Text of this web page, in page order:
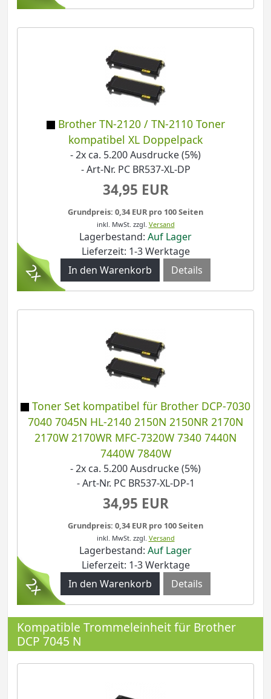
Brother TN-2120 / TN-2110 Toner
kompatibel XL Doppelpack
- 2x ca. 5.200 Ausdrucke (5%)
- Art-Nr. PC BR537-XL-DP
34,95 EUR
Grundpreis: 0,34 EUR pro 100 Seiten
inkl. MwSt. zzgl. Versand
Lagerbestand: Auf Lager
Lieferzeit: 1-3 Werktage
Details
Toner Set kompatibel für Brother DCP-7030
7040 7045N HL-2140 2150N 2150NR 2170N
2170W 2170WR MFC-7320W 7340 7440N
7440W 7840W
- 2x ca. 5.200 Ausdrucke (5%)
- Art-Nr. PC BR537-XL-DP-1
34,95 EUR
Grundpreis: 0,34 EUR pro 100 Seiten
inkl. MwSt. zzgl. Versand
Lagerbestand: Auf Lager
Lieferzeit: 1-3 Werktage
Details
Kompatible Trommeleinheit für Brother
DCP 7045 N